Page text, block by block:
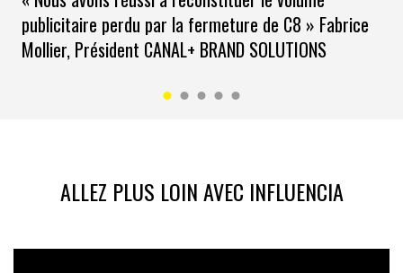
publicitaire perdu par la fermeture de C8 » Fabrice
Mollier, Président CANAL+ BRAND SOLUTIONS
ALLEZ PLUS LOIN AVEC INFLUENCIA